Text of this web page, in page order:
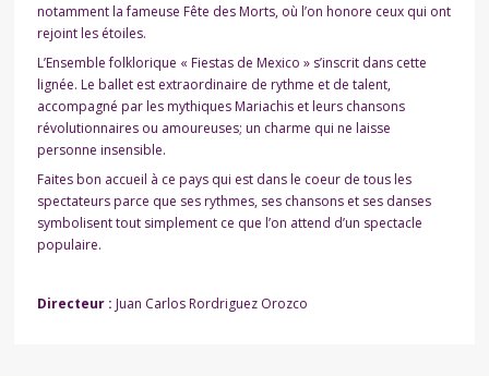
notamment la fameuse Fête des Morts, où l’on honore ceux qui ont
rejoint les étoiles.
L’Ensemble folklorique « Fiestas de Mexico » s’inscrit dans cette
lignée. Le ballet est extraordinaire de rythme et de talent,
accompagné par les mythiques Mariachis et leurs chansons
révolutionnaires ou amoureuses; un charme qui ne laisse
personne insensible.
Faites bon accueil à ce pays qui est dans le coeur de tous les
spectateurs parce que ses rythmes, ses chansons et ses danses
symbolisent tout simplement ce que l’on attend d’un spectacle
populaire.
Directeur : Juan Carlos Rordriguez Orozco